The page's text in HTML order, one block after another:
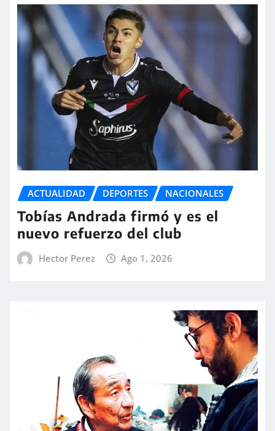
ACTUALIDAD DEPORTES NACIONALES
Tobías Andrada firmó y es el
nuevo refuerzo del club
Hector Perez Ago 1, 2026